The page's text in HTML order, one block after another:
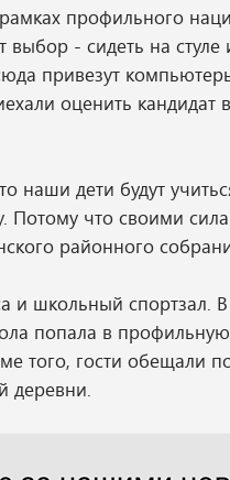
профильного
выбор - сидеть на
привезут
оценить кандидат
наши дети будут
Потому что своими
районного
и школьный спортзал.
попала в
того, гости обещали
деревни.